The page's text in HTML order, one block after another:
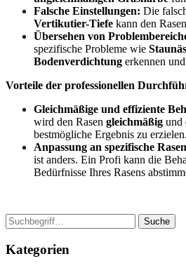
Falsche Einstellungen: Die
Vertikutier-Tiefe kann den Rasen
Übersehen von
spezifische Probleme wie
Bodenverdichtung erkennen
Vorteile der professionellen
Gleichmäßige und effiziente
wird den Rasen gleichmäßig und
bestmögliche Ergebnis zu erzielen.
Anpassung an spezifische
ist anders. Ein Profi kann die
Bedürfnisse Ihres Rasens
Suche
Kategorien